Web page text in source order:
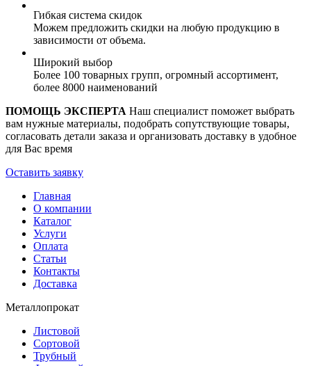
Гибкая система скидок
Можем предложить скидки на любую продукцию в
зависимости от объема.
Широкий выбор
Более 100 товарных групп, огромный ассортимент,
более 8000 наименований
ПОМОЩЬ ЭКСПЕРТА Наш специалист поможет выбрать
вам нужные материалы, подобрать сопутствующие товары,
согласовать детали заказа и организовать доставку в удобное
для Вас время
Оставить заявку
Главная
О компании
Каталог
Услуги
Оплата
Статьи
Контакты
Доставка
Металлопрокат
Листовой
Сортовой
Трубный